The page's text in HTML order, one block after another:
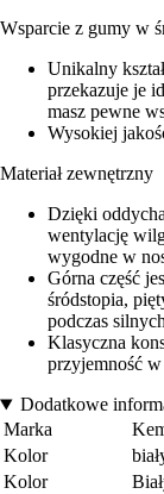
Wsparcie z gumy w
Unikalny
przekazuje je
masz pewne
Wysokiej
Materiał zewnętrzny
Dzięki
wentylację
wygodne w
Górna część
śródstopia,
podczas
Klasyczna
przyjemność
Dodatkowe
Marka
Kolor
Kolor